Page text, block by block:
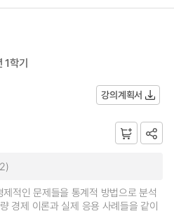
학기
강의계획서
적인 문제들을 통계적 방법으로 분석
경제 이론과 실제 응용 사례들을 같이